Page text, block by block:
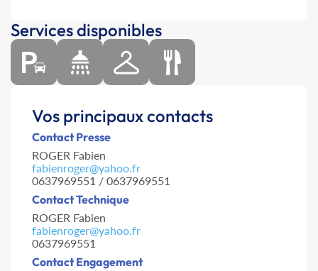
Services disponibles
Vos principaux contacts
Contact Presse
ROGER Fabien
fabienroger@yahoo.fr
0637969551 / 0637969551
Contact Technique
ROGER Fabien
fabienroger@yahoo.fr
0637969551
Contact Engagement